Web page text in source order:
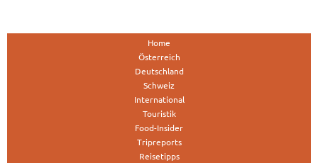
Home
Österreich
Deutschland
Schweiz
International
Touristik
Food-Insider
Tripreports
Reisetipps